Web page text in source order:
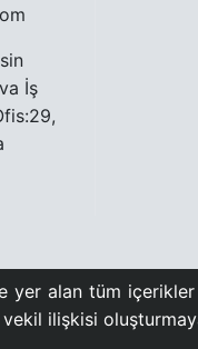
İş
yer alan tüm
ilişkisi